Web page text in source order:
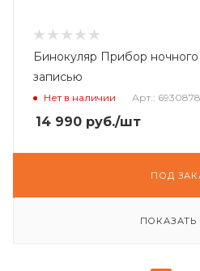
Бинокуляр Прибор
записью
Нет в наличии Арт.:
14 990 руб./шт
ПОД
ПОКАЗАТЬ